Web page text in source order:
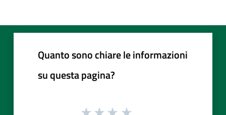
Quanto sono chiare le informazioni
su questa pagina?